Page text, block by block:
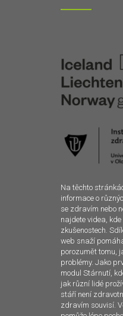
Na těchto
informace o
se zdravím nebo
najdete videa, kde
zkušenostech.
web snaží
porozumět tomu,
problémy. Jako
modul Stárnutí,
jak různí lidé
stáří není
zdravím souvisí.